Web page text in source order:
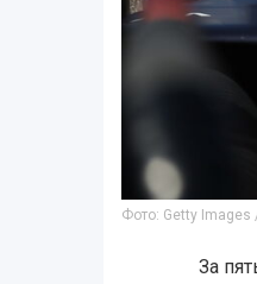
Фото: Getty Images
За